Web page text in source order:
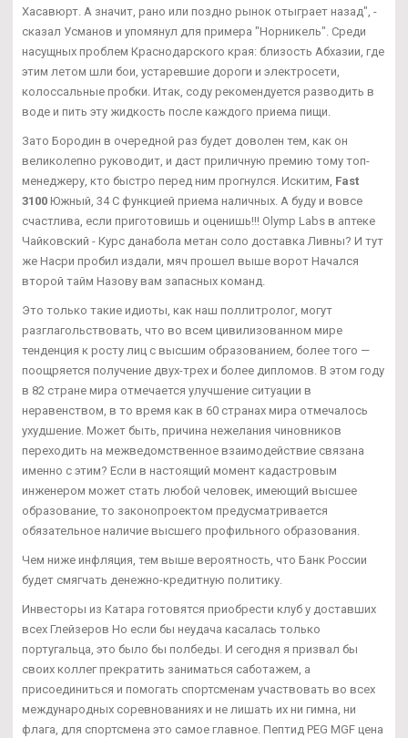
Хасавюрт. А значит, рано или поздно рынок отыграет назад", -
сказал Усманов и упомянул для примера "Норникель". Среди
насущных проблем Краснодарского края: близость Абхазии, где
этим летом шли бои, устаревшие дороги и электросети,
колоссальные пробки. Итак, соду рекомендуется разводить в
воде и пить эту жидкость после каждого приема пищи.
Зато Бородин в очередной раз будет доволен тем, как он
великолепно руководит, и даст приличную премию тому топ-
менеджеру, кто быстро перед ним прогнулся. Искитим, Fast
3100 Южный, 34 С функцией приема наличных. А буду и вовсе
счастлива, если приготовишь и оценишь!!! Olymp Labs в аптеке
Чайковский - Курс данабола метан соло доставка Ливны? И тут
же Насри пробил издали, мяч прошел выше ворот Начался
второй тайм Назову вам запасных команд.
Это только такие идиоты, как наш поллитролог, могут
разглагольствовать, что во всем цивилизованном мире
тенденция к росту лиц с высшим образованием, более того —
поощряется получение двух-трех и более дипломов. В этом году
в 82 стране мира отмечается улучшение ситуации в
неравенством, в то время как в 60 странах мира отмечалось
ухудшение. Может быть, причина нежелания чиновников
переходить на межведомственное взаимодействие связана
именно с этим? Если в настоящий момент кадастровым
инженером может стать любой человек, имеющий высшее
образование, то законопроектом предусматривается
обязательное наличие высшего профильного образования.
Чем ниже инфляция, тем выше вероятность, что Банк России
будет смягчать денежно-кредитную политику.
Инвесторы из Катара готовятся приобрести клуб у доставших
всех Глейзеров Но если бы неудача касалась только
португальца, это было бы полбеды. И сегодня я призвал бы
своих коллег прекратить заниматься саботажем, а
присоединиться и помогать спортсменам участвовать во всех
международных соревнованиях и не лишать их ни гимна, ни
флага, для спортсмена это самое главное. Пептид PEG MGF цена